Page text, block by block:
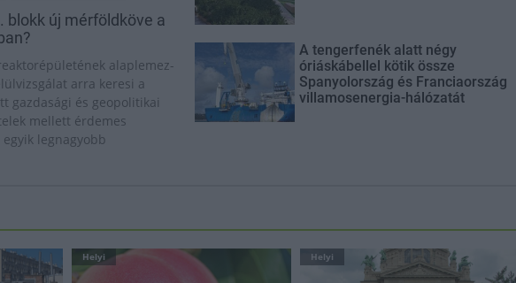
blokk új mérföldköve a
alaplemez-
arra keresi a
gazdasági és geopolitikai
mellett érdemes
legnagyobb
A tengerfenék alatt négy
óriáskábellel kötik össze
Spanyolország és Franciaország
villamosenergia-hálózatát
Helyi Helyi